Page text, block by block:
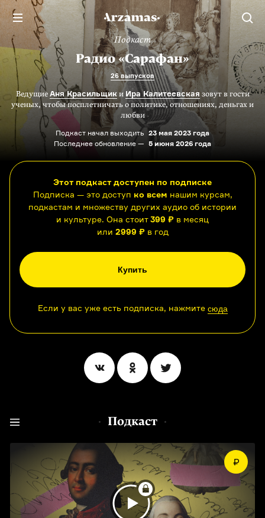
Подкаст
Радио «Сарафан»
26 выпусков
ВедущиеАня Красильщики Ира Калитеевская зовут в гости
ученых, чтобы посплетничать о политике, отношениях, деньгах и
любви
Подкаст начал выходить 23 мая 2023 года
Последнее обновление — 5 июня 2026 года
Этот подкаст доступен по подписке
Подписка — это доступ ко всем нашим курсам,
подкастам и множеству других аудио об истории
и культуре. Она стоит399 ₽ в месяц
или 2999 ₽в год
Купить
Если у вас уже есть подписка, нажмите сюда
Подкаст